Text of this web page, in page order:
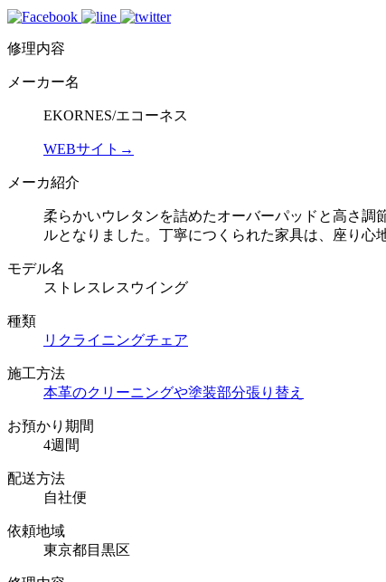
修理内容
メーカー名
EKORNES/エコーネス
WEBサイト→
メーカ紹介
柔らかいウレタンを詰めたオーバーパッドと高さ
ルとなりました。丁寧につくられた家具は、座り心
モデル名
ストレスレスウイング
種類
リクライニングチェア
施工方法
本革のクリーニングや塗装部分張り替え
お預かり期間
4週間
配送方法
自社便
依頼地域
東京都目黒区